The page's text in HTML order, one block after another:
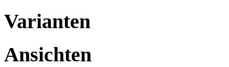
Varianten
Ansichten